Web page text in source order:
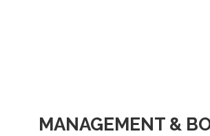
MANAGEMENT &